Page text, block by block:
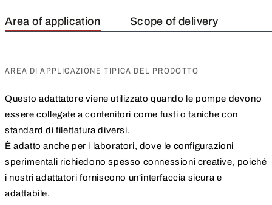
Area of application Scope of delivery
AREA DI APPLICAZIONE TIPICA DEL PRODOTTO
Questo adattatore viene utilizzato quando le pompe devono
essere collegate a contenitori come fusti o taniche con
standard di filettatura diversi.
È adatto anche per i laboratori, dove le configurazioni
sperimentali richiedono spesso connessioni creative, poiché
i nostri adattatori forniscono un'interfaccia sicura e
adattabile.